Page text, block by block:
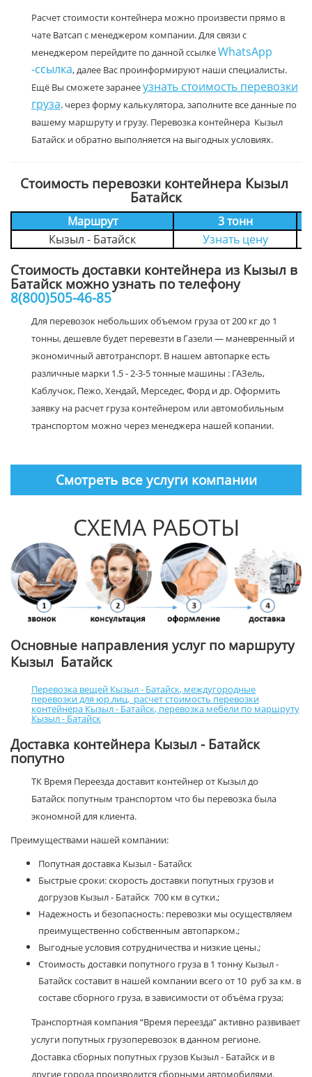
Расчет стоимости контейнера можно произвести прямо в
чате Ватсап с менеджером компании. Для связи с
менеджером перейдите по данной ссылкеWhatsApp
-ссылка, далее Вас проинформируют наши специалисты.
Ещё Вы сможете заранееузнать стоимость перевозки
груза. через форму калькулятора, заполните все данные по
вашему маршруту и грузу. Перевозка контейнера Кызыл
Батайск и обратно выполняется на выгодных условиях.
Стоимость перевозки контейнера Кызыл
Батайск
Маршрут
3 тонн
Кызыл - Батайск
Узнать цену
Стоимость доставки контейнера из Кызыл в
Батайск можно узнать по телефону
8(800)505-46-85
Для перевозок небольших объемом груза от 200 кг до 1
тонны, дешевле будет перевезти в Газели — маневренный и
экономичный автотранспорт. В нашем автопарке есть
различные марки 1.5 - 2-3-5 тонные машины : ГАЗель,
Каблучок, Пежо, Хендай, Мерседес, Форд и др. Оформить
заявку на расчет груза контейнером или автомобильным
транспортом можно через менеджера нашей копании.
Смотреть все услуги компании
СХЕМА РАБОТЫ
Основные направления услуг по маршруту
Кызыл Батайск
Перевозка вещей Кызыл - Батайск, междугородные
перевозки для юр.лиц, расчет стоимость перевозки
контейнера Кызыл - Батайск, перевозка мебели по маршруту
Кызыл - Батайск
Доставка контейнера Кызыл - Батайск
попутно
ТК Время Переезда доставит контейнер от Кызыл до
Батайск попутным транспортом что бы перевозка была
экономной для клиента.
Преимуществами нашей компании:
Попутная доставка Кызыл - Батайск
Быстрые сроки: скорость доставки попутных грузов и
догрузов Кызыл - Батайск 700 км в сутки.;
Надежность и безопасность: перевозки мы осуществляем
преимущественно собственным автопарком.;
Выгодные условия сотрудничества и низкие цены.;
Стоимость доставки попутного груза в 1 тонну Кызыл -
Батайск составит в нашей компании всего от 10 руб за км. в
составе сборного груза, в зависимости от объёма груза;
Транспортная компания “Время переезда” активно развивает
услуги попутных грузоперевозок в данном регионе.
Доставка сборных попутных грузов Кызыл - Батайск и в
другие города производится сборными автомобилями.